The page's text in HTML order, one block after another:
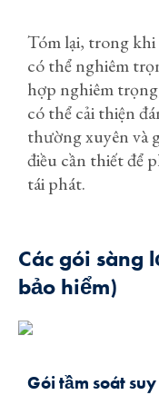
Tóm lại, trong
có thể nghiêm
hợp nghiêm
có thể cải thiện
thường xuyên và
điều cần thiết để
tái phát.
Các gói sàng
bảo hiểm)
Gói tầm soát